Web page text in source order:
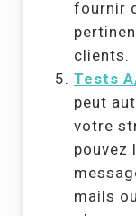
fournir
clients.
Tests
peut
votre
pouvez
mails